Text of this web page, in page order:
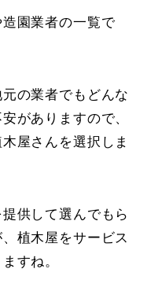
園業者の一覧で
の業者でもどんな
がありますので、
屋さんを選択しま
供して選んでもら
植木屋をサービス
すね。